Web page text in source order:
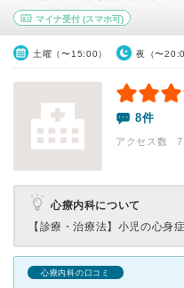
マイナ受付 (スマホ可)
土曜（〜15:00） 夜（〜
8件
アクセス数 7
心療内科について
【診療・治療法】 小児の心身
心療内科の口コミ